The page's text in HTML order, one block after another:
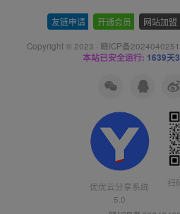
友链申请 开通会员 网站加盟
Copyright © 2023 · 赣ICP备
本站已安全运行: 1639天
优优云分享系统
5.0
扫